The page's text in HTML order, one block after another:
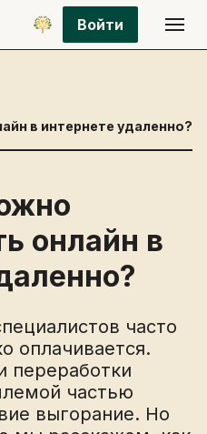
Войти
в интернете удаленно?
онлайн в
часто
оплачивается.
переработки
частью
выгорание. Но